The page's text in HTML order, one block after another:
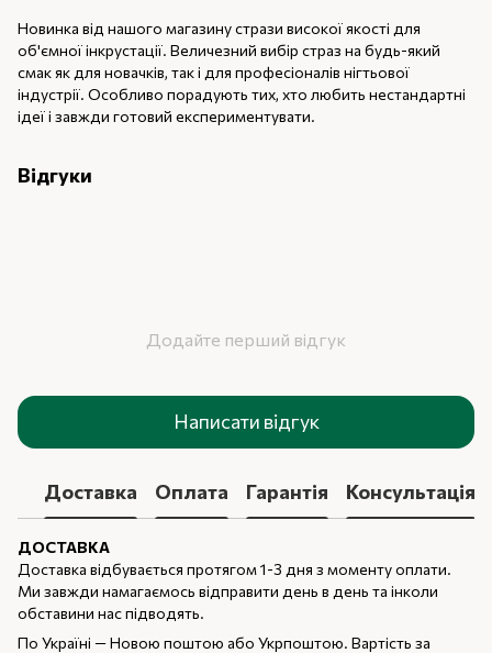
Новинка від нашого магазину стрази високої якості для
об'ємної інкрустації. Величезний вибір страз на будь-який
смак як для новачків, так і для професіоналів нігтьової
індустрії. Особливо порадують тих, хто любить нестандартні
ідеї і завжди готовий експериментувати.
Відгуки
Додайте перший відгук
Написати відгук
Доставка Оплата Гарантія Консультація
ДОСТАВКА
Доставка відбувається протягом 1-3 дня з моменту оплати.
Ми завжди намагаємось відправити день в день та інколи
обставини нас підводять.
По Україні — Новою поштою або Укрпоштою. Вартість за